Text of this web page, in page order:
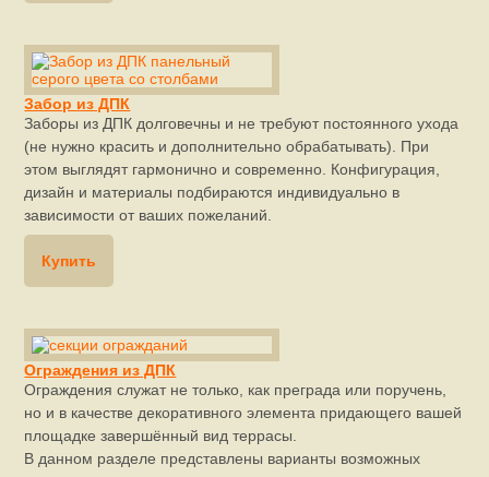
Забор из ДПК
Заборы из ДПК долговечны и не требуют постоянного ухода
(не нужно красить и дополнительно обрабатывать). При
этом выглядят гармонично и современно. Конфигурация,
дизайн и материалы подбираются индивидуально в
зависимости от ваших пожеланий.
Купить
Ограждения из ДПК
Ограждения служат не только, как преграда или поручень,
но и в качестве декоративного элемента придающего вашей
площадке завершённый вид террасы.
В данном разделе представлены варианты возможных